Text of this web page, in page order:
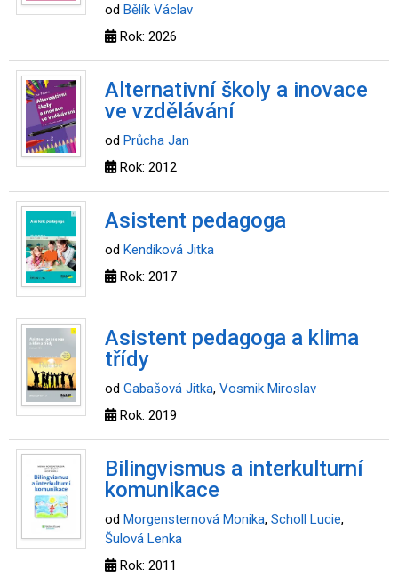
od Bělík Václav
Rok: 2026
Alternativní školy a inovace
ve vzdělávání
od Průcha Jan
Rok: 2012
Asistent pedagoga
od Kendíková Jitka
Rok: 2017
Asistent pedagoga a klima
třídy
od Gabašová Jitka, Vosmik Miroslav
Rok: 2019
Bilingvismus a interkulturní
komunikace
od Morgensternová Monika, Scholl Lucie,
Šulová Lenka
Rok: 2011